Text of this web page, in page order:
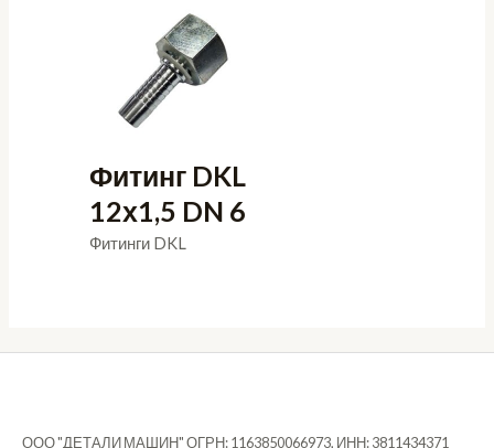
Фитинг DKL
12х1,5 DN 6
Фитинги DKL
ООО "ДЕТАЛИ МАШИН" ОГРН: 1163850066973, ИНН: 3811434371